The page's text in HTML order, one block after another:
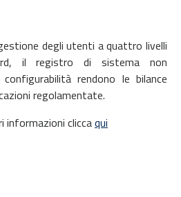
degli utenti a quattro livelli
il registro di sistema non
rendono le bilance
regolamentate.
informazioni cliccaqui